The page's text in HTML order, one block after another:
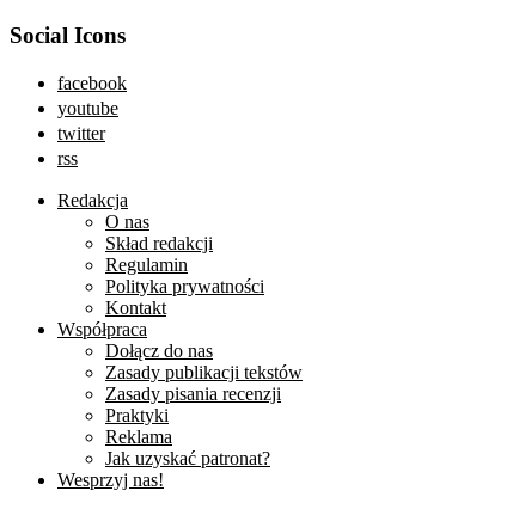
Social Icons
facebook
youtube
twitter
rss
Redakcja
O nas
Skład redakcji
Regulamin
Polityka prywatności
Kontakt
Współpraca
Dołącz do nas
Zasady publikacji tekstów
Zasady pisania recenzji
Praktyki
Reklama
Jak uzyskać patronat?
Wesprzyj nas!